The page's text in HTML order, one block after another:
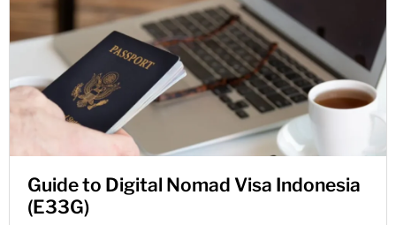
Guide to Digital Nomad Visa Indonesia
(E33G)